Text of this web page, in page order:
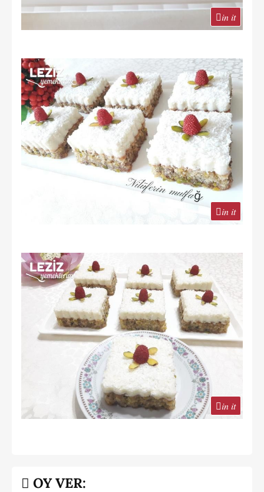
in it
in it
in it
OY VER: